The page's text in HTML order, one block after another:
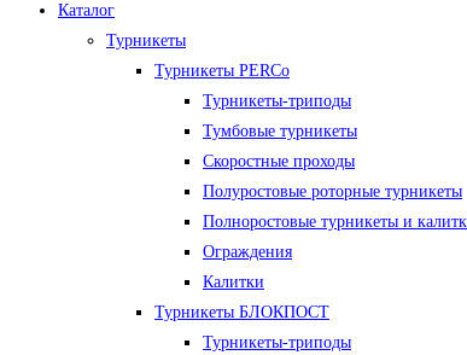
Каталог
Турникеты
Турникеты PERCo
Турникеты-триподы
Тумбовые турникеты
Скоростные проходы
Полуростовые роторные турникеты
Полноростовые турникеты и
Ограждения
Калитки
Турникеты БЛОКПОСТ
Турникеты-триподы